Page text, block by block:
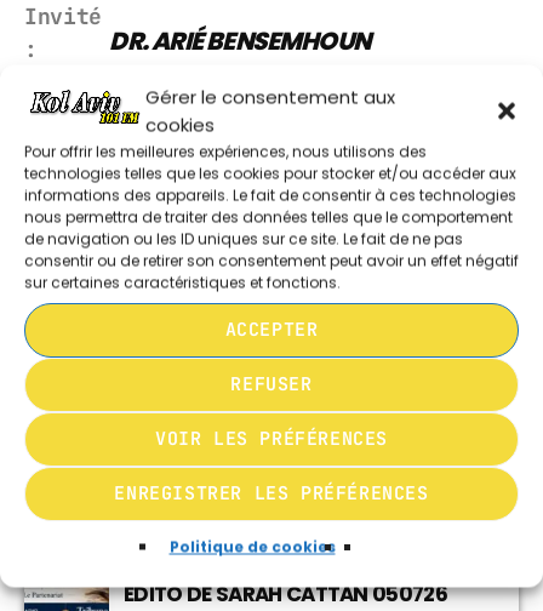
Gérer le consentement aux
cookies
Pour offrir les meilleures expériences, nous utilisons des
technologies telles que les cookies pour stocker et/ou accéder aux
informations des appareils. Le fait de consentir à ces technologies
nous permettra de traiter des données telles que le comportement
de navigation ou les ID uniques sur ce site. Le fait de ne pas
consentir ou de retirer son consentement peut avoir un effet négatif
sur certaines caractéristiques et fonctions.
ACCEPTER
REFUSER
VOIR LES PRÉFÉRENCES
ENREGISTRER LES PRÉFÉRENCES
Politique de cookies
MUSIQUE JAZZ / LATINO
14:00 - 15:00
REDIFFUSION DU DIMANCHE SHAVOUA
TOV / ISRAËL LE MAG / DANS L’OEIL DE
L’ACTU
15:00 - 16:00
Invité
:
DR. ARIÉ BENSEMHOUN
Président Exécutifd’ELNET
Ancien président de la communauté
de Toulouse
LES AUTRES RUBRIQUES DE SHAVOUA TOV
EDITO DE SARAH CATTAN 050726